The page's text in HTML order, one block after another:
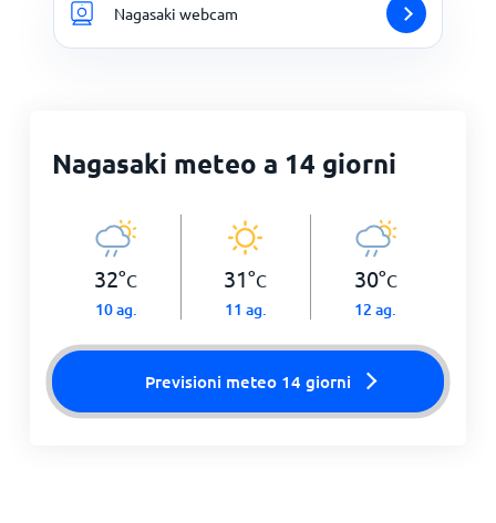
Nagasaki webcam
Nagasaki meteo a 14 giorni
32°C
10 ag.
31°C
11 ag.
30°C
12 ag.
Previsioni meteo 14 giorni